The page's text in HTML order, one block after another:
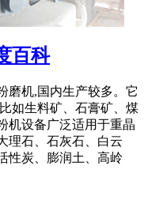
百科
磨机,国内生产较多。它
如生料矿、石膏矿、煤
机设备广泛适用于重晶
理石、石灰石、白云
性炭、膨润土、高岭